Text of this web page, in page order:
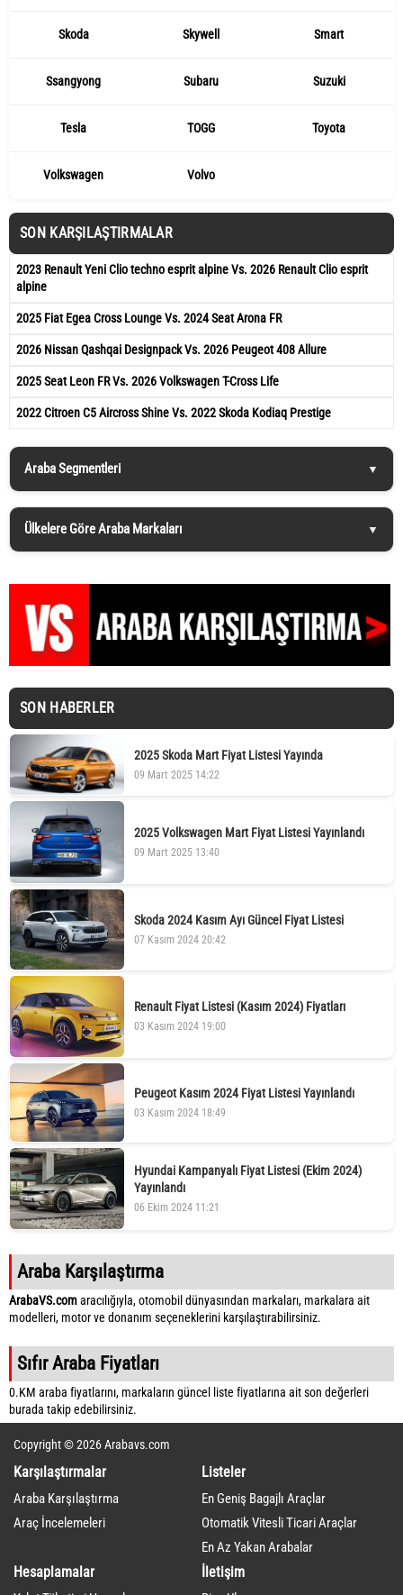
Skoda Skywell Smart
Ssangyong Subaru Suzuki
Tesla TOGG Toyota
Volkswagen Volvo
SON KARŞILAŞTIRMALAR
2023 Renault Yeni Clio techno esprit alpine Vs. 2026 Renault Clio esprit
alpine
2025 Fiat Egea Cross Lounge Vs. 2024 Seat Arona FR
2026 Nissan Qashqai Designpack Vs. 2026 Peugeot 408 Allure
2025 Seat Leon FR Vs. 2026 Volkswagen T-Cross Life
2022 Citroen C5 Aircross Shine Vs. 2022 Skoda Kodiaq Prestige
Araba Segmentleri
Ülkelere Göre Araba Markaları
SON HABERLER
2025 Skoda Mart Fiyat Listesi Yayında
09 Mart 2025 14:22
2025 Volkswagen Mart Fiyat Listesi Yayınlandı
09 Mart 2025 13:40
Skoda 2024 Kasım Ayı Güncel Fiyat Listesi
07 Kasım 2024 20:42
Renault Fiyat Listesi (Kasım 2024) Fiyatları
03 Kasım 2024 19:00
Peugeot Kasım 2024 Fiyat Listesi Yayınlandı
03 Kasım 2024 18:49
Hyundai Kampanyalı Fiyat Listesi (Ekim 2024)
Yayınlandı
06 Ekim 2024 11:21
Araba Karşılaştırma
ArabaVS.comaracılığıyla, otomobil dünyasından markaları, markalara ait
modelleri, motor ve donanım seçeneklerini karşılaştırabilirsiniz.
Sıfır Araba Fiyatları
0.KM araba fiyatlarını, markaların güncel liste fiyatlarına ait son değerleri
burada takip edebilirsiniz.
Copyright © 2026 Arabavs.com
Karşılaştırmalar
Araba Karşılaştırma
Araç İncelemeleri
Listeler
En Geniş Bagajlı Araçlar
Otomatik Vitesli Ticari Araçlar
En Az Yakan Arabalar
Hesaplamalar İletişim